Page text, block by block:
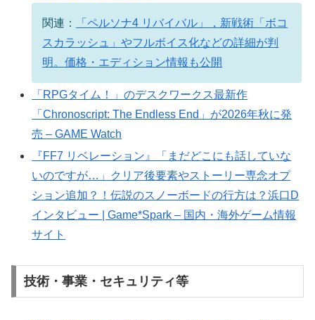
関連：
「ペルソナ4 リバイバル」，新戦術「ボコ
スカラッシュ」やフルボイス化などの詳細が判
明。価格・エディション情報も公開
「RPGタイム！」のデスクワークス最新作
「Chronoscript: The Endless End」が2026年秋に発
売 – GAME Watch
『FF7 リベレーション』「まだどこにも話していな
いのですが…」クリア後要素やストーリー専念オプ
ション追加？！伝説のスノーボードの行方は？浜口D
インタビュー | Game*Spark – 国内・海外ゲーム情報
サイト
技術・事業・セキュリティ等